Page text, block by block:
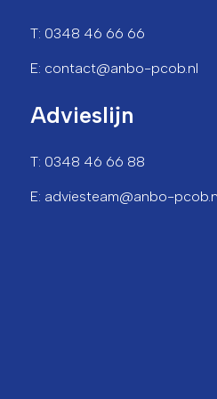
T: 0348 46 66 66
E: contact@anbo-pcob.nl
Advieslijn
T: 0348 46 66 88
E: adviesteam@anbo-